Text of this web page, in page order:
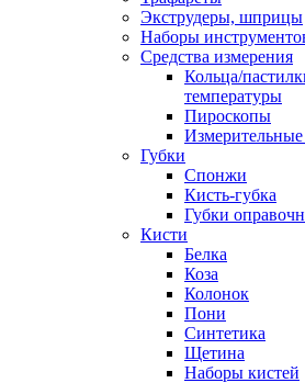
Экструдеры, шприцы
Наборы
Средства измерения
Кольца/
температуры
Пироскопы
Губки
Спонжи
Кисть-губка
Губки
Кисти
Белка
Коза
Колонок
Пони
Синтетика
Щетина
Наборы кистей